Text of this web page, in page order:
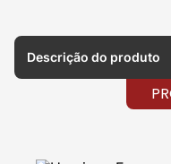
Descrição do produto